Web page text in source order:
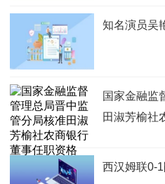
知名演员吴
国家金融监
田淑芳榆社
西汉姆联0-